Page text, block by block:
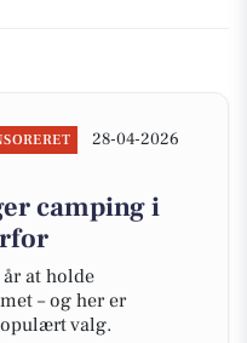
28-04-2026
camping i
at holde
– og her er
valg.